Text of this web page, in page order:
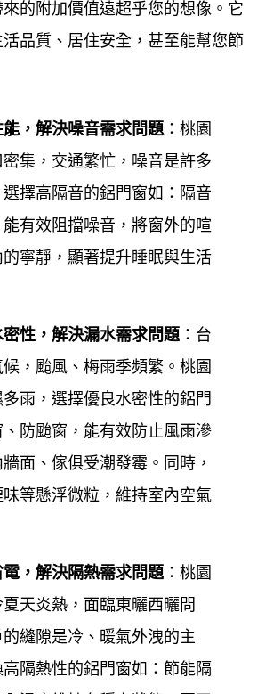
以及完善的售後服務，讓客
更安心。
急便公司簡介 About
務，在桃園大園地區專營各式門窗
長期配合設計師，擁有豐富的新安
門窗實務經驗外，更將門窗服務，
，在桃園大園廣受各區客戶肯定。
對於鋁門窗產品製定的品質要求嚴
工前的溝通及施工受的售後服務，
的附加價值遠超乎您的想像。它
品質、居住安全，甚至能幫您節
，解決噪音需求問題 ：桃園
集，交通繁忙，噪音是許多
擇高隔音的鋁門窗如：隔音
有效阻擋噪音，將窗外的喧
寧靜，顯著提升睡眠與生活
性，解決漏水需求問題 ：台
，颱風、梅雨季頻繁。桃園
雨，選擇優良水密性的鋁門
防颱窗，能有效防止風雨滲
面、傢俱受潮發霉。同時，
味等懸浮微粒，維持室內空氣
，解決隔熱需求問題 ：桃園
天炎熱，面臨東曬西曬問
縫隙是冷、暖氣外洩的主
高隔熱性的鋁門窗如：節能隔